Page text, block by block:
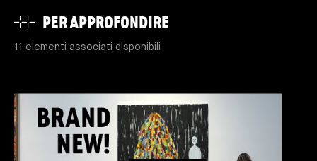
PER APPROFONDIRE
11 elementi associati disponibili